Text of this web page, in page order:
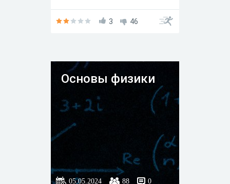
3 46
Основы физики
05.05.2024 88 0